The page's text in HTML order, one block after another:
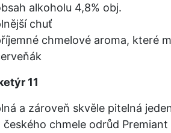
alkoholu 4,8% obj.
chuť
chmelové aroma, které
11
a zároveň skvěle pitelná
českého chmele odrůd